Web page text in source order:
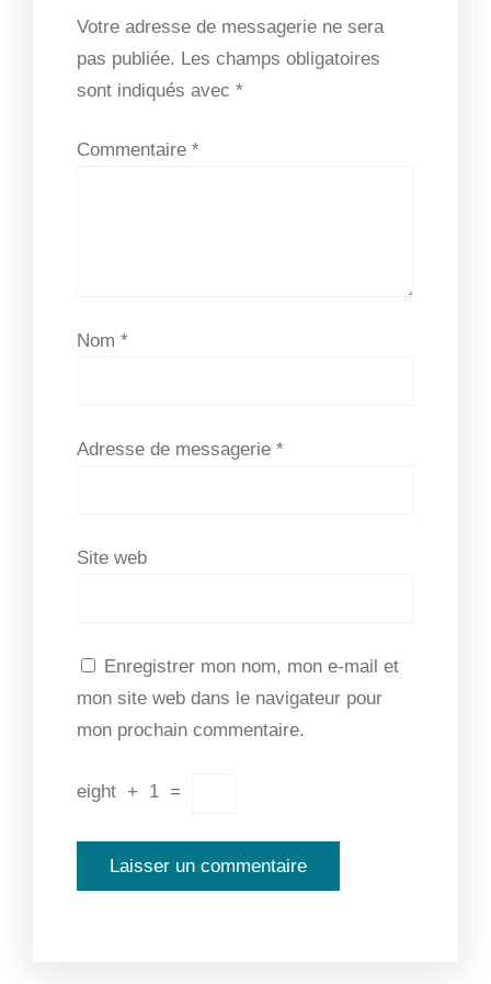
Votre adresse de messagerie ne sera
pas publiée. Les champs obligatoires
sont indiqués avec *
Commentaire *
Nom *
Adresse de messagerie *
Site web
Enregistrer mon nom, mon e-mail et
mon site web dans le navigateur pour
mon prochain commentaire.
eight + 1 =